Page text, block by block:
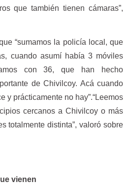
que también tienen cámaras”,
“sumamos la policía local, que
cuando asumí había 3 móviles
con 36, que han hecho
de Chivilcoy. Acá cuando
y prácticamente no hay”.“Leemos
cercanos a Chivilcoy o más
totalmente distinta”, valoró sobre
vienen